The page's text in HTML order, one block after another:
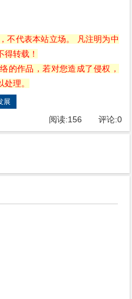
不代表本站立场。 凡注明为中
转载！
的作品，若对您造成了侵权，
理。
展
阅读:156 评论:0